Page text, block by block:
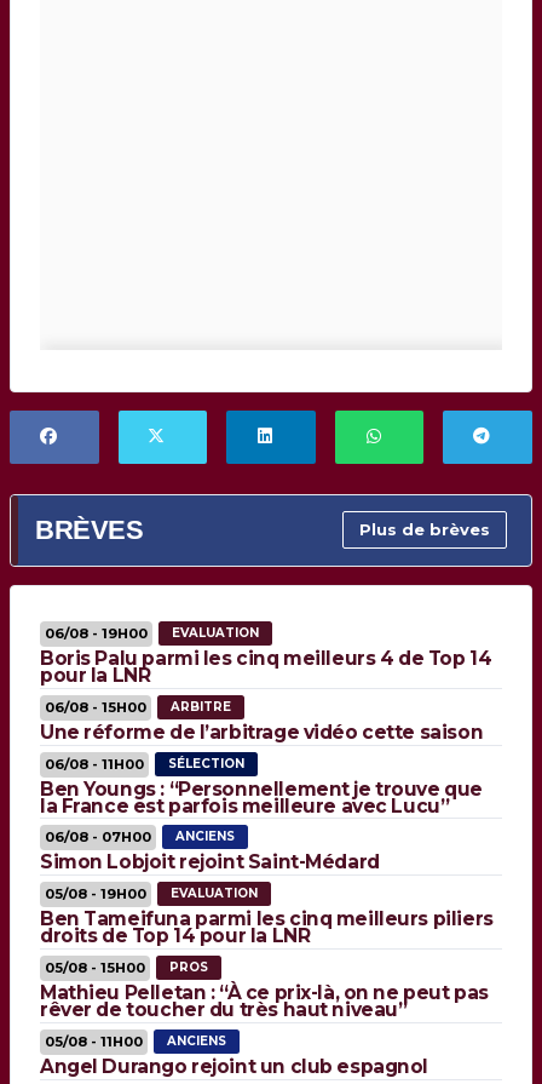
BRÈVES Plus de brèves
06/08 - 19H00 EVALUATION
Boris Palu parmi les cinq meilleurs 4 de Top 14
pour la LNR
06/08 - 15H00 ARBITRE
Une réforme de l’arbitrage vidéo cette saison
06/08 - 11H00 SÉLECTION
Ben Youngs : “Personnellement je trouve que
la France est parfois meilleure avec Lucu”
06/08 - 07H00 ANCIENS
Simon Lobjoit rejoint Saint-Médard
05/08 - 19H00 EVALUATION
Ben Tameifuna parmi les cinq meilleurs piliers
droits de Top 14 pour la LNR
05/08 - 15H00 PROS
Mathieu Pelletan : “À ce prix-là, on ne peut pas
rêver de toucher du très haut niveau”
05/08 - 11H00 ANCIENS
Angel Durango rejoint un club espagnol